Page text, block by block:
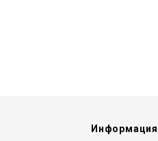
Информация